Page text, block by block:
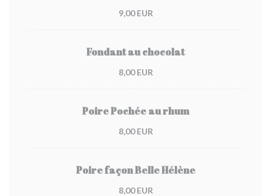
9,00 EUR
Fondant au chocolat
8,00 EUR
Poire Pochée au rhum
8,00 EUR
Poire façon Belle Hélène
8,00 EUR